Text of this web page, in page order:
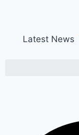
Latest News